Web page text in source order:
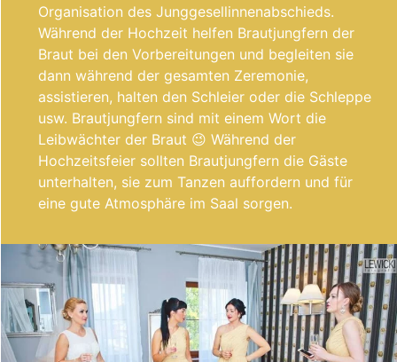
Organisation des Junggesellinnenabschieds.
Während der Hochzeit helfen Brautjungfern der
Braut bei den Vorbereitungen und begleiten sie
dann während der gesamten Zeremonie,
assistieren, halten den Schleier oder die Schleppe
usw. Brautjungfern sind mit einem Wort die
Leibwächter der Braut 😉 Während der
Hochzeitsfeier sollten Brautjungfern die Gäste
unterhalten, sie zum Tanzen auffordern und für
eine gute Atmosphäre im Saal sorgen.